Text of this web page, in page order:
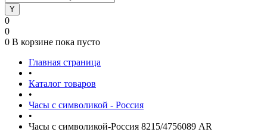
0
0
0 В корзине пока пусто
Главная страница
•
Каталог товаров
•
Часы с символикой - Россия
•
Часы с символикой-Россия 8215/4756089 AR